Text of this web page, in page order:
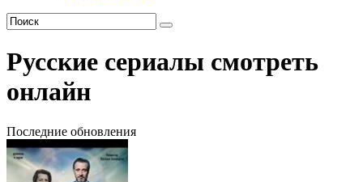
Русские сериалы смотреть
онлайн
Последние обновления